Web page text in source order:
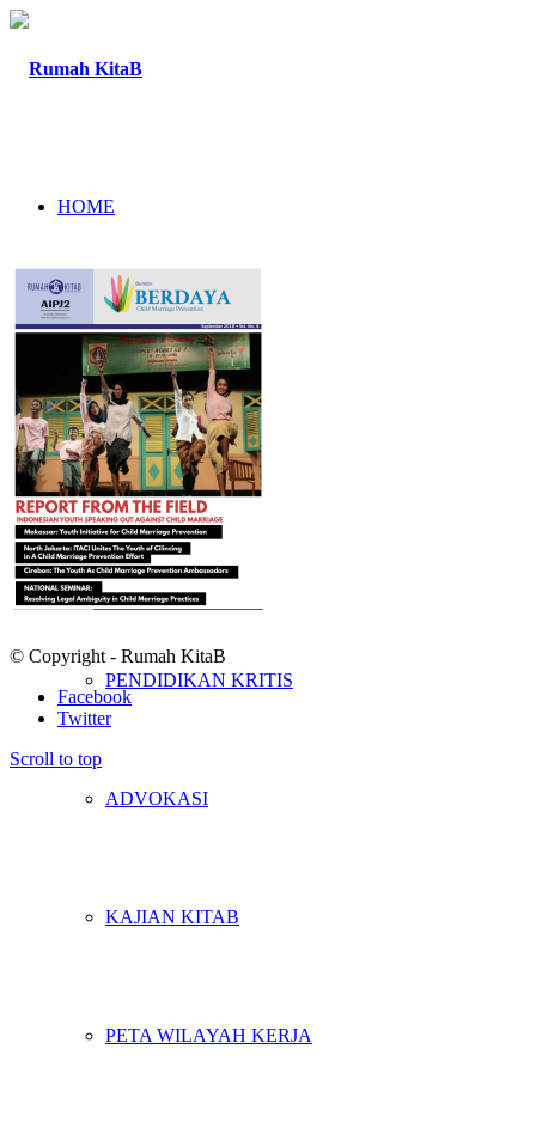
HOME
TENTANG
PROGRAM
PENELITIAN
PENDIDIKAN KRITIS
ADVOKASI
KAJIAN KITAB
PETA WILAYAH KERJA
© Copyright - Rumah KitaB
Facebook
Twitter
Scroll to top